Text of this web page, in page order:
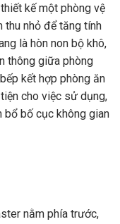
kế một phòng vệ
thu nhỏ để tăng tính
là hòn non bộ khô,
thông giữa phòng
kết hợp phòng ăn
cho việc sử dụng,
bổ bố cục không gian
nằm phía trước,